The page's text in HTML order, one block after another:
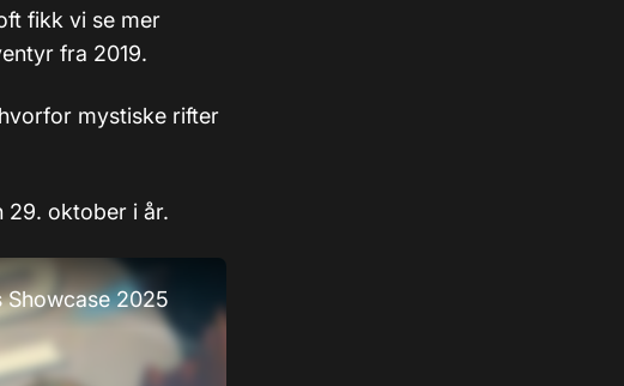
fikk vi se mer
fra 2019.
mystiske rifter
29. oktober i år.
Showcase 2025